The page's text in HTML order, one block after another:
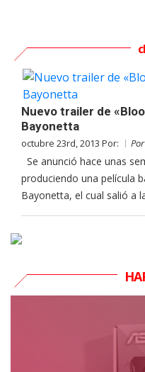
Nuevo trailer de
Bayonetta
octubre 23rd, 2013 Por: Por
Se anunció hace unas
produciendo una película
Bayonetta, el cual salió a